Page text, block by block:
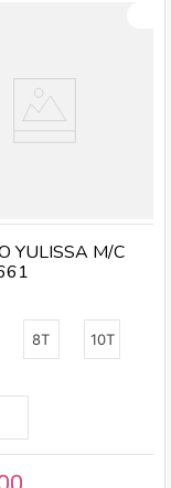
8T 10T
YULISSA M/C